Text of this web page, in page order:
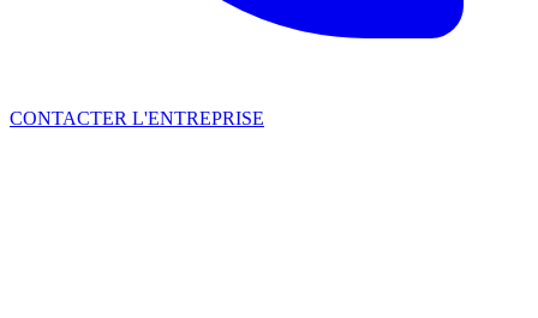
CONTACTER L'ENTREPRISE